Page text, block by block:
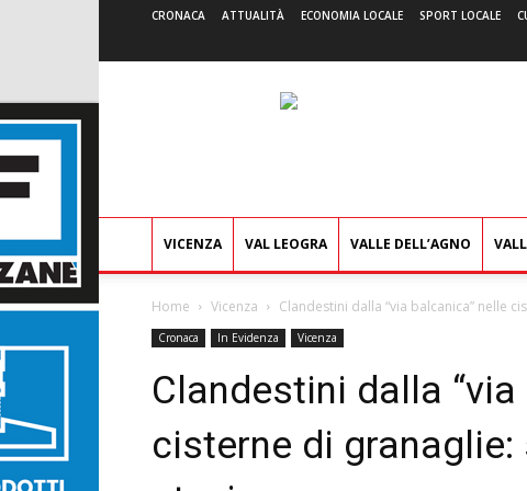
CRONACA ATTUALITÀ ECONOMIA LOCALE SPORT LOCALE
VICENZA VAL LEOGRA VALLE DELL’AGNO
Home Vicenza Clandestini dalla “via balcanica” nelle
Cronaca In Evidenza Vicenza
Clandestini dalla
cisterne di